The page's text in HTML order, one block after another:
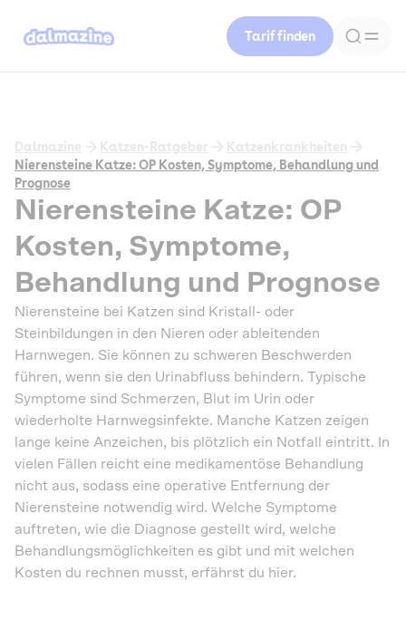
Tarif finden
Dalmazine Katzen-Ratgeber
Katzenkrankheiten
Nierensteine Katze: OP Kosten, Symptome, Behandlung und
Prognose
Nierensteine Katze: OP
Kosten, Symptome,
Behandlung und Prognose
Nierensteine bei Katzen sind Kristall- oder
Steinbildungen in den Nieren oder ableitenden
Harnwegen. Sie können zu schweren Beschwerden
führen, wenn sie den Urinabfluss behindern. Typische
Symptome sind Schmerzen, Blut im Urin oder
wiederholte Harnwegsinfekte. Manche Katzen zeigen
lange keine Anzeichen, bis plötzlich ein Notfall eintritt. In
vielen Fällen reicht eine medikamentöse Behandlung
nicht aus, sodass eine operative Entfernung der
Nierensteine notwendig wird. Welche Symptome
auftreten, wie die Diagnose gestellt wird, welche
Behandlungsmöglichkeiten es gibt und mit welchen
Kosten du rechnen musst, erfährst du hier.